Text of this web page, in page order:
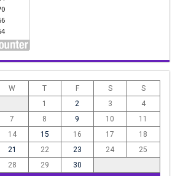
W T F S
S
1
2 3
4
7 8 9 10
11
14 15 16 17
18
21 22 23 24
25
28 29 30